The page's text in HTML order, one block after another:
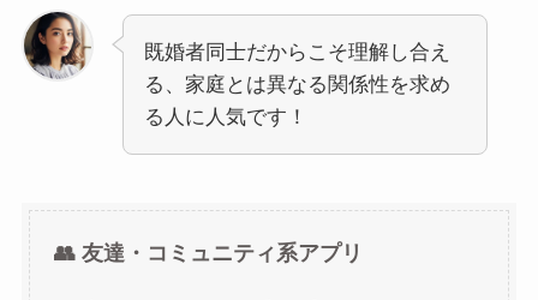
既婚者同士だからこそ理解し合え
る、家庭とは異なる関係性を求め
る人に人気です！
👥 友達・コミュニティ系アプリ